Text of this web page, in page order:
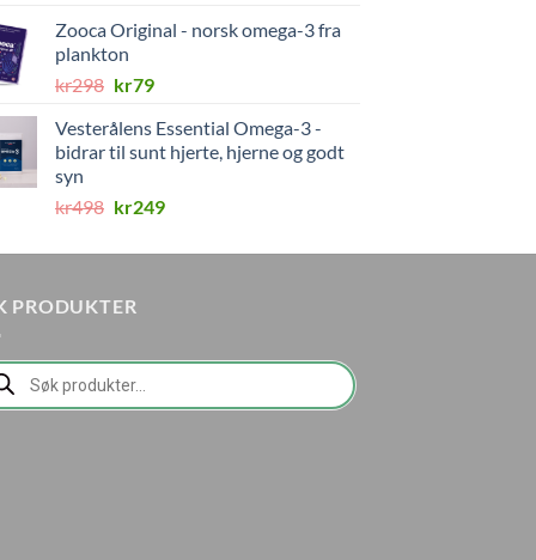
var:
kr579.
er:
Zooca Original - norsk omega-3 fra
plankton
kr298 Opprinnelig
var:
kr298.
kr79Nåværende
er:
kr79.
Vesterålens Essential Omega-3 -
bidrar til sunt hjerte, hjerne og godt
syn
kr498 Opprinnelig
var:
kr249Nåværende
er:
PRODUKTER